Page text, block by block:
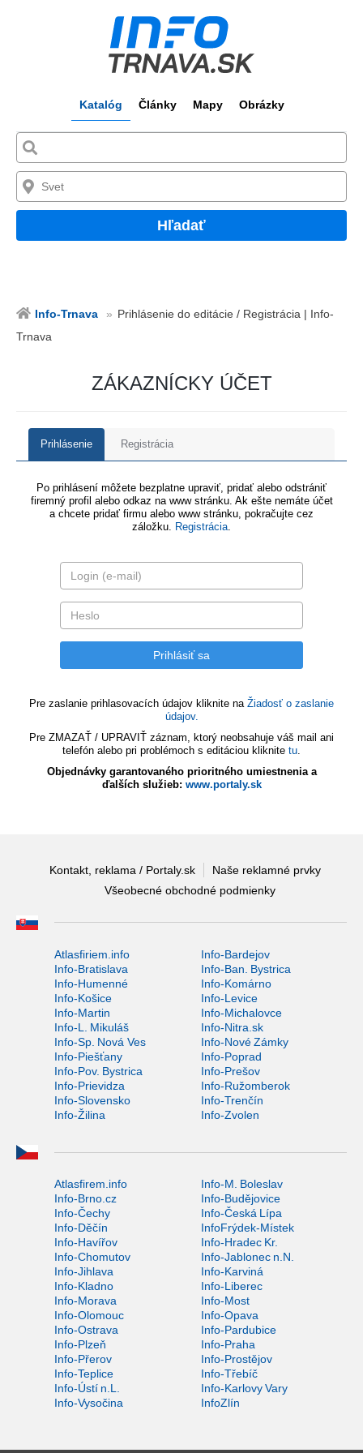
Katalóg Články Mapy Obrázky
Hľadať
Info-Trnava
Prihlásenie do editácie / Registrácia | Info-
Trnava
ZÁKAZNÍCKY ÚČET
Prihlásenie Registrácia
Po prihlásení môžete bezplatne upraviť, pridať alebo odstrániť
firemný profil alebo odkaz na www stránku. Ak ešte nemáte účet
a chcete pridať firmu alebo www stránku, pokračujte cez
záložku. Registrácia.
Pre zaslanie prihlasovacích údajov kliknite na Žiadosť o zaslanie
údajov.
Pre ZMAZAŤ / UPRAVIŤ záznam, ktorý neobsahuje váš mail ani
telefón alebo pri problémoch s editáciou kliknite tu.
Objednávky garantovaného prioritného umiestnenia a
ďalších služieb: www.portaly.sk
Kontakt, reklama / Portaly.sk
Naše reklamné prvky
Všeobecné obchodné podmienky
Atlasfiriem.info
Info-Bardejov
Info-Bratislava
Info-Ban. Bystrica
Info-Humenné
Info-Komárno
Info-Košice
Info-Levice
Info-Martin
Info-Michalovce
Info-L. Mikuláš
Info-Nitra.sk
Info-Sp. Nová Ves
Info-Nové Zámky
Info-Piešťany
Info-Poprad
Info-Pov. Bystrica
Info-Prešov
Info-Prievidza
Info-Ružomberok
Info-Slovensko
Info-Trenčín
Info-Žilina
Info-Zvolen
Atlasfirem.info
Info-M. Boleslav
Info-Brno.cz
Info-Budějovice
Info-Čechy
Info-Česká Lípa
Info-Děčín
InfoFrýdek-Místek
Info-Havířov
Info-Hradec Kr.
Info-Chomutov
Info-Jablonec n.N.
Info-Jihlava
Info-Karviná
Info-Kladno
Info-Liberec
Info-Morava
Info-Most
Info-Olomouc
Info-Opava
Info-Ostrava
Info-Pardubice
Info-Plzeň
Info-Praha
Info-Přerov
Info-Prostějov
Info-Teplice
Info-Třebíč
Info-Ústí n.L.
Info-Karlovy Vary
Info-Vysočina
InfoZlín